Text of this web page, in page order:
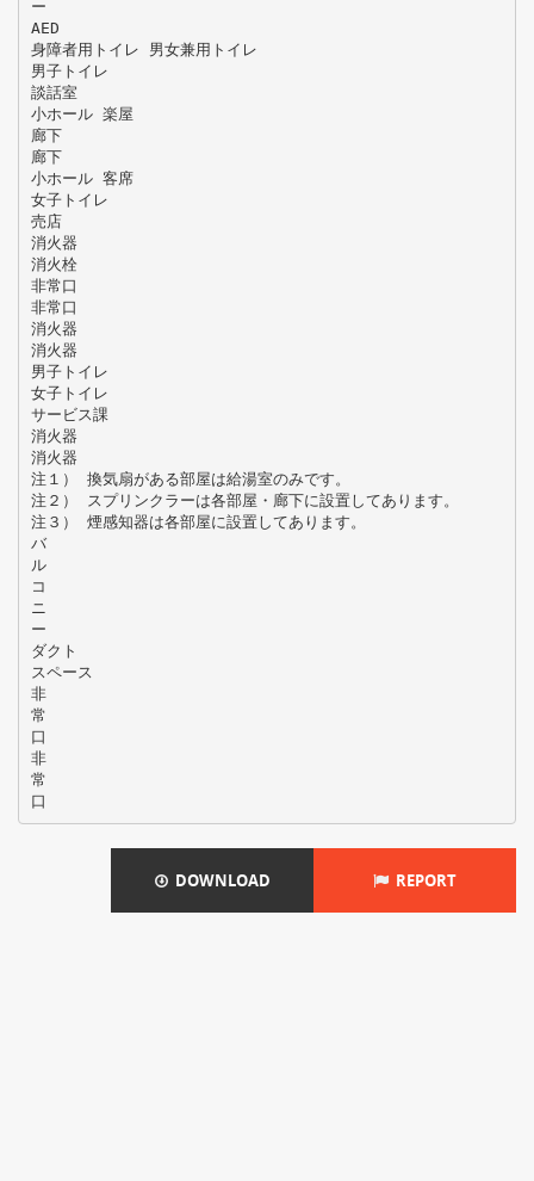
ー
AED
身障者用トイレ 男女兼用トイレ
男子トイレ
談話室
小ホール 楽屋
廊下
廊下
小ホール 客席
女子トイレ
売店
消火器
消火栓
非常口
非常口
消火器
消火器
男子トイレ
女子トイレ
サービス課
消火器
消火器
注１） 換気扇がある部屋は給湯室のみです。
注２） スプリンクラーは各部屋・廊下に設置してあります。
注３） 煙感知器は各部屋に設置してあります。
バ
ル
コ
ニ
ー
ダクト
スペース
非
常
口
非
常
DOWNLOAD REPORT